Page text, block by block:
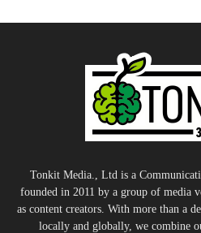
Tonkit Media., Ltd is a
founded in 2011 by a group of media
as content creators. With more than a
locally and globally, we combine